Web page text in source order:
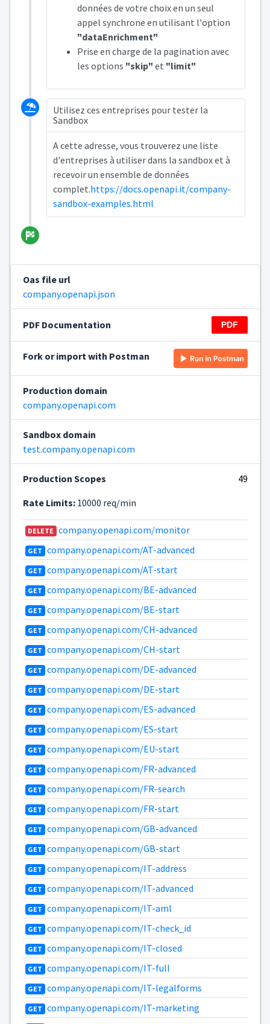
données de votre choix en un seul
appel synchrone en utilisant l'option
"dataEnrichment"
Prise en charge de la pagination avec
les options "skip" et "limit"
Utilisez ces entreprises pour tester la
Sandbox
A cette adresse, vous trouverez une liste
d'entreprises à utiliser dans la sandbox et à
recevoir un ensemble de données
complet.https://docs.openapi.it/company-
sandbox-examples.html
Oas file url
company.openapi.json
PDF Documentation
Fork or import with Postman
Production domain
company.openapi.com
Sandbox domain
test.company.openapi.com
Production Scopes
49
Rate Limits:10000 req/min
DELETE company.openapi.com/monitor
GET company.openapi.com/AT-advanced
GET company.openapi.com/AT-start
GET company.openapi.com/BE-advanced
GET company.openapi.com/BE-start
GET company.openapi.com/CH-advanced
GET company.openapi.com/CH-start
GET company.openapi.com/DE-advanced
GET company.openapi.com/DE-start
GET company.openapi.com/ES-advanced
GET company.openapi.com/ES-start
GET company.openapi.com/EU-start
GET company.openapi.com/FR-advanced
GET company.openapi.com/FR-search
GET company.openapi.com/FR-start
GET company.openapi.com/GB-advanced
GET company.openapi.com/GB-start
GET company.openapi.com/IT-address
GET company.openapi.com/IT-advanced
GET company.openapi.com/IT-aml
GET company.openapi.com/IT-check_id
GET company.openapi.com/IT-closed
GET company.openapi.com/IT-full
GET company.openapi.com/IT-legalforms
GET company.openapi.com/IT-marketing